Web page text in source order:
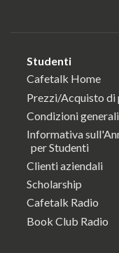
Studenti
Cafetalk Home
Prezzi/Acquisto di
Condizioni
Informativa
per Studenti
Clienti aziendali
Scholarship
Cafetalk Radio
Book Club Radio